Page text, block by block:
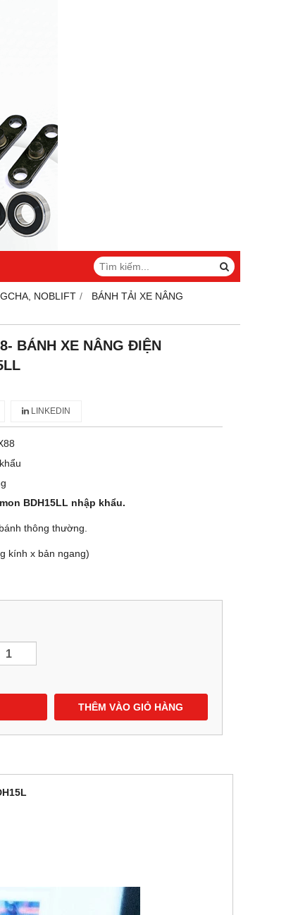
NOBLIFT
BÁNH TẢI XE NÂNG
BÁNH XE NÂNG ĐIỆN
LINKEDIN
BDH15LL nhập khẩu.
thông thường.
kính x bản ngang)
THÊM VÀO GIỎ HÀNG